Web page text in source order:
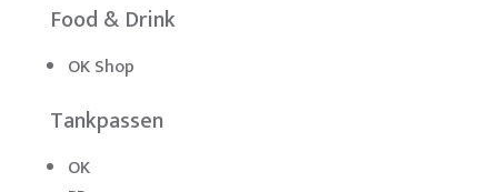
Food & Drink
OK Shop
Tankpassen
OK